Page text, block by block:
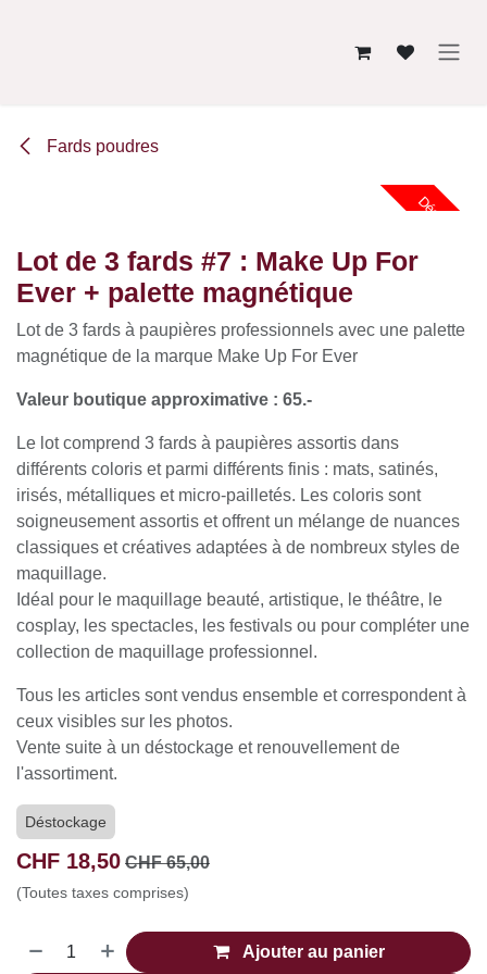
Fards poudres
Déstockage
Lot de 3 fards #7 : Make Up For
Ever + palette magnétique
Lot de 3 fards à paupières professionnels avec une palette
magnétique de la marque Make Up For Ever
Valeur boutique approximative : 65.-
Le lot comprend 3 fards à paupières assortis dans
différents coloris et parmi différents finis : mats, satinés,
irisés, métalliques et micro-pailletés. Les coloris sont
soigneusement assortis et offrent un mélange de nuances
classiques et créatives adaptées à de nombreux styles de
maquillage.
Idéal pour le maquillage beauté, artistique, le théâtre, le
cosplay, les spectacles, les festivals ou pour compléter une
collection de maquillage professionnel.
Tous les articles sont vendus ensemble et correspondent à
ceux visibles sur les photos.
Vente suite à un déstockage et renouvellement de
l'assortiment.
Déstockage
CHF 18,50 CHF65,00
(Toutes taxes comprises)
Ajouter au panier